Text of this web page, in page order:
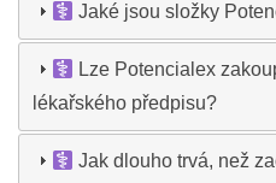
Jaké jsou složky
Lze Potencialex
lékařského předpisu?
Jak dlouho trvá, než